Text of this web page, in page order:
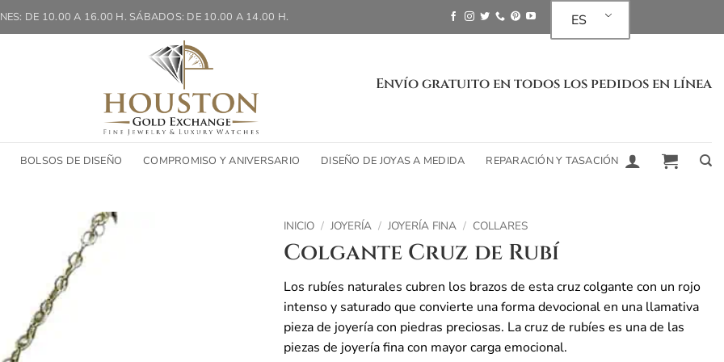
DE 10.00 A 16.00 H. SÁBADOS: DE 10.00 A 14.00 H. ES
Envío gratuito en todos los pedidos en línea
BOLSOS DE DISEÑO COMPROMISO Y ANIVERSARIO DISEÑO DE JOYAS A MEDIDA REPARACIÓN Y TASACIÓN
INICIO / JOYERÍA / JOYERÍA FINA / COLLARES
Colgante Cruz de Rubí
Los rubíes naturales cubren los brazos de esta cruz colgante con un rojo
intenso y saturado que convierte una forma devocional en una llamativa
pieza de joyería con piedras preciosas. La cruz de rubíes es una de las
piezas de joyería fina con mayor carga emocional.